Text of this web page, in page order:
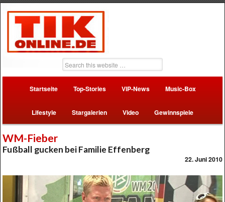
Startseite Top-Stories VIP-News Music-Box
Lifestyle Stargalerien Video Gewinnspiele
WM-Fieber
Fußball gucken bei Familie Effenberg
22. Juni 2010